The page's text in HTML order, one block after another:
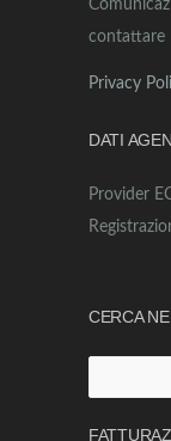
contattare
Privacy
DATI
Provider
CERCA
per: